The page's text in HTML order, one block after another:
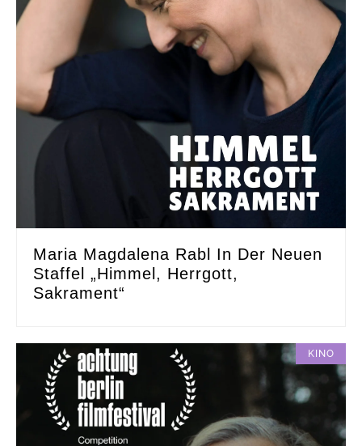
Maria Magdalena Rabl In Der Neuen
Staffel „Himmel, Herrgott,
Sakrament“
KINO